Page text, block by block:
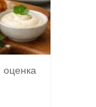
оценка